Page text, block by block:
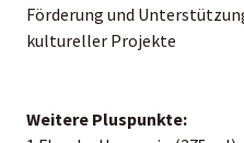
Förderung und
kultureller Projekte
Weitere Pluspunkte: